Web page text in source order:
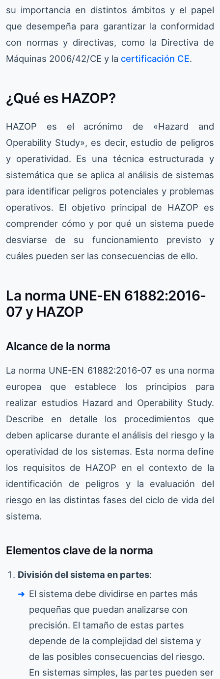
su importancia en distintos ámbitos y el papel
que desempeña para garantizar la conformidad
con normas y directivas, como la Directiva de
Máquinas 2006/42/CE y la certificación CE.
¿Qué es HAZOP?
HAZOP es el acrónimo de «Hazard and
Operability Study», es decir, estudio de peligros
y operatividad. Es una técnica estructurada y
sistemática que se aplica al análisis de sistemas
para identificar peligros potenciales y problemas
operativos. El objetivo principal de HAZOP es
comprender cómo y por qué un sistema puede
desviarse de su funcionamiento previsto y
cuáles pueden ser las consecuencias de ello.
La norma UNE-EN 61882:2016-
07 y HAZOP
Alcance de la norma
La norma UNE-EN 61882:2016-07 es una norma
europea que establece los principios para
realizar estudios Hazard and Operability Study.
Describe en detalle los procedimientos que
deben aplicarse durante el análisis del riesgo y la
operatividad de los sistemas. Esta norma define
los requisitos de HAZOP en el contexto de la
identificación de peligros y la evaluación del
riesgo en las distintas fases del ciclo de vida del
sistema.
Elementos clave de la norma
División del sistema en partes:
El sistema debe dividirse en partes más
pequeñas que puedan analizarse con
precisión. El tamaño de estas partes
depende de la complejidad del sistema y
de las posibles consecuencias del riesgo.
En sistemas simples, las partes pueden ser